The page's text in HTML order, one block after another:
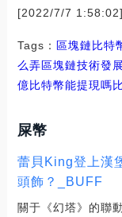
[2022/7/7 1:58:02]
Tags： 區塊鏈比特
么弄區塊鏈技術發
億比特幣能提現嗎
屎幣
蕾貝King登上漢
頭飾？_BUFF
關于《幻塔》的聯